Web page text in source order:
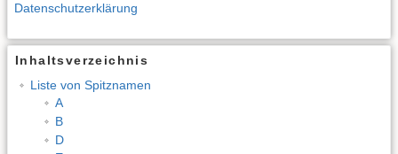
Datenschutzerklärung
Inhaltsverzeichnis
Liste von Spitznamen
A
B
D